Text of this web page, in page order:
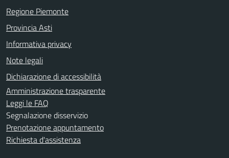
Regione Piemonte
Provincia Asti
Informativa privacy
Note legali
Dichiarazione di accessibilità
Amministrazione trasparente
Leggi le FAQ
Segnalazione disservizio
Prenotazione appuntamento
Richiesta d'assistenza